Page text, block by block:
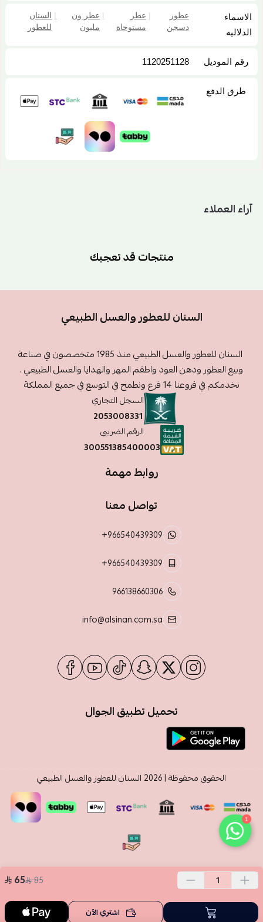
85
65
اشتري الآن
الاسماء
الدلاليه
عطور
دسجن
| عطر
مستوحاة
| عطر ون
مليون
| السنان
للعطور
رقم الموديل 1120251128
طرق الدفع
آراء العملاء
منتجات قد تعجبك
السنان للعطور والعسل الطبيعي
السنان للعطور والعسل الطبيعي منذ 1985 متخصصون في صناعة
وبيع العطور ودهن العود واطقم المهر والهدايا والعسل الطبيعي .
نخدمكم في فروعنا 14 فرع ونطمح في التوسع في جميع المملكة
السجل التجاري
2053008331
الرقم الضريبي
300551385400003
روابط مهمة
تواصل معنا
+966540439309
+966540439309
966138660306
info@alsinan.com.sa
تحميل تطبيق الجوال
الحقوق محفوظة | 2026 السنان للعطور والعسل الطبيعي
1